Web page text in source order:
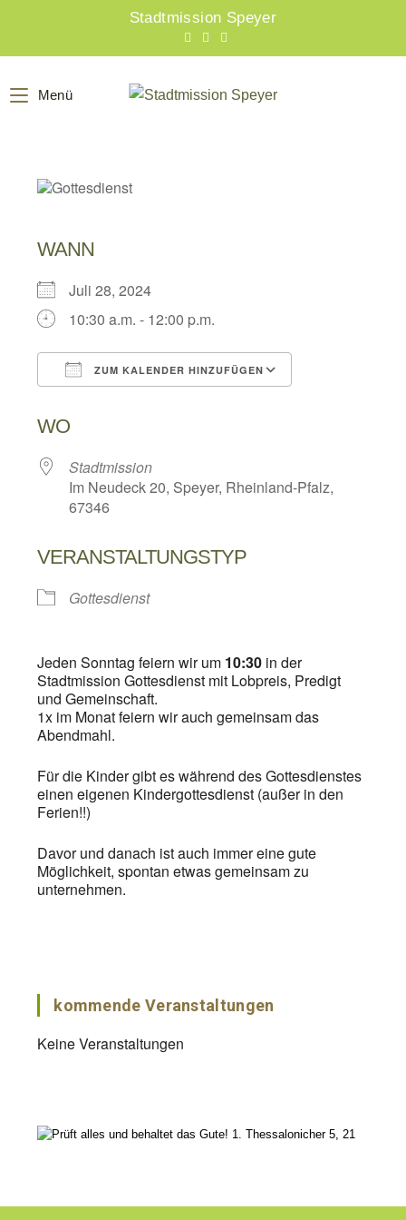
Stadtmission Speyer
Menü
WANN
Juli 28, 2024
10:30 a.m. - 12:00 p.m.
ZUM KALENDER HINZUFÜGEN
WO
Stadtmission
Im Neudeck 20, Speyer, Rheinland-Pfalz,
67346
VERANSTALTUNGSTYP
Gottesdienst
Jeden Sonntag feiern wir um 10:30 in der
Stadtmission Gottesdienst mit Lobpreis, Predigt
und Gemeinschaft.
1x im Monat feiern wir auch gemeinsam das
Abendmahl.
Für die Kinder gibt es während des Gottesdienstes
einen eigenen Kindergottesdienst (außer in den
Ferien!!)
Davor und danach ist auch immer eine gute
Möglichkeit, spontan etwas gemeinsam zu
unternehmen.
kommende Veranstaltungen
Keine Veranstaltungen